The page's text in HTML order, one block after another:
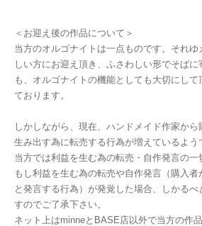
＜お迎え後の作品について＞
当方のオルゴナイトは一点ものです。それ
しい方にお迎え頂き、ふさわしい形でそば
も、オルゴナイトの機能としても大切にして
ております。
しかしながら、現在、ハンドメイド作家か
生み出す為に転売する行為が増えているよう
当方では利益を生む為の転売・自作発言の一
もし利益を生む為の転売や自作発言（購入
と発言する行為）が発覚した場合、しかるべ
すのでご了承下さい。
ネット上はminneとBASE店以外で当方の作